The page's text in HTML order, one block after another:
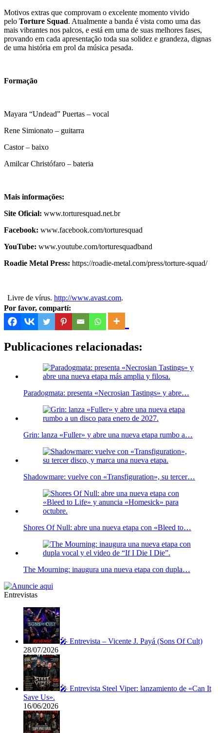
Motivos extras que comprovam o excelente momento vivido
pelo Torture Squad. Atualmente a banda é vista como uma das
mais vibrantes nos palcos, e está em uma de suas melhores fases,
provando em cada apresentação toda sua solidez e grandeza, dignas
de uma história em prol da música pesada.
Formação
Mayara “Undead” Puertas – vocal
Rene Simionato – guitarra
Castor – baixo
Amilcar Christófaro – bateria
Mais informações:
Site Oficial: www.torturesquad.net.br
Facebook: www.facebook.com/torturesquad
YouTube: www.youtube.com/torturesquadband
Roadie Metal Press: https://roadie-metal.com/press/torture-squad/
Livre de vírus. http://www.avast.com.
Por favor, compartí:
Publicaciones relacionadas:
Paradogmata: presenta «Necrosian Tastings» y abre…
Grin: lanza «Fuller» y abre una nueva etapa rumbo a…
Shadowmare: vuelve con «Transfiguration», su tercer…
Shores Of Null: abre una nueva etapa con «Bleed to…
The Mourning: inaugura una nueva etapa con dupla…
Entrevistas
🎤 Entrevista – Vicente J. Payá (Sons Of Cult)
28/07/2026
🎤 Entrevista Steel Viper: lanzamiento de «Can It
Save Us».
16/06/2026